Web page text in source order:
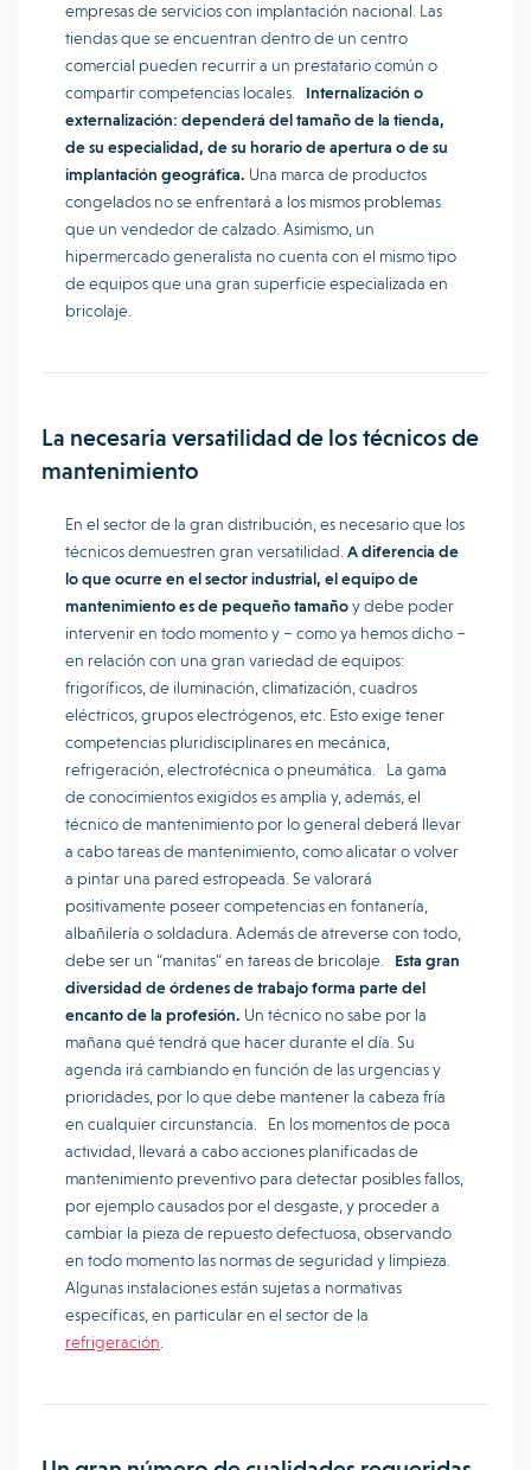
empresas de servicios con implantación nacional. Las
tiendas que se encuentran dentro de un centro
comercial pueden recurrir a un prestatario común o
compartir competencias locales. Internalización o
externalización: dependerá del tamaño de la tienda,
de su especialidad, de su horario de apertura o de su
implantación geográfica. Una marca de productos
congelados no se enfrentará a los mismos problemas
que un vendedor de calzado. Asimismo, un
hipermercado generalista no cuenta con el mismo tipo
de equipos que una gran superficie especializada en
bricolaje.
La necesaria versatilidad de los técnicos de
mantenimiento
En el sector de la gran distribución, es necesario que los
técnicos demuestren gran versatilidad. A diferencia de
lo que ocurre en el sector industrial, el equipo de
mantenimiento es de pequeño tamañoy debe poder
intervenir en todo momento y – como ya hemos dicho –
en relación con una gran variedad de equipos:
frigoríficos, de iluminación, climatización, cuadros
eléctricos, grupos electrógenos, etc. Esto exige tener
competencias pluridisciplinares en mecánica,
refrigeración, electrotécnica o pneumática. La gama
de conocimientos exigidos es amplia y, además, el
técnico de mantenimiento por lo general deberá llevar
a cabo tareas de mantenimiento, como alicatar o volver
a pintar una pared estropeada. Se valorará
positivamente poseer competencias en fontanería,
albañilería o soldadura. Además de atreverse con todo,
debe ser un “manitas” en tareas de bricolaje. Esta gran
diversidad de órdenes de trabajo forma parte del
encanto de la profesión. Un técnico no sabe por la
mañana qué tendrá que hacer durante el día. Su
agenda irá cambiando en función de las urgencias y
prioridades, por lo que debe mantener la cabeza fría
en cualquier circunstancia. En los momentos de poca
actividad, llevará a cabo acciones planificadas de
mantenimiento preventivo para detectar posibles fallos,
por ejemplo causados por el desgaste, y proceder a
cambiar la pieza de repuesto defectuosa, observando
en todo momento las normas de seguridad y limpieza.
Algunas instalaciones están sujetas a normativas
específicas, en particular en el sector de la
refrigeración